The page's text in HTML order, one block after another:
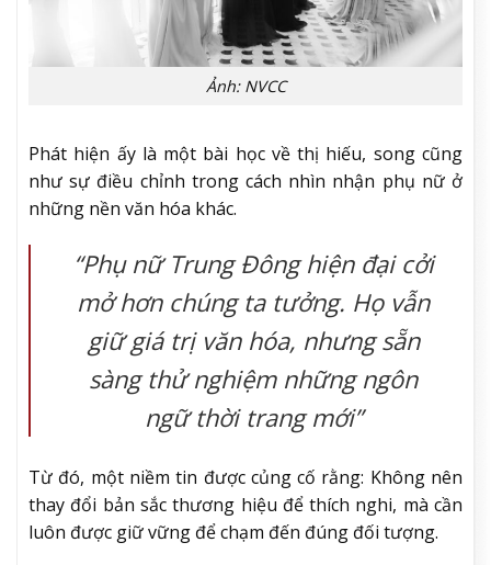
Ảnh: NVCC
Phát hiện ấy là một bài học về thị hiếu, song cũng
như sự điều chỉnh trong cách nhìn nhận phụ nữ ở
những nền văn hóa khác.
“Phụ nữ Trung Đông hiện đại cởi
mở hơn chúng ta tưởng. Họ vẫn
giữ giá trị văn hóa, nhưng sẵn
sàng thử nghiệm những ngôn
ngữ thời trang mới”
Từ đó, một niềm tin được củng cố rằng: Không nên
thay đổi bản sắc thương hiệu để thích nghi, mà cần
luôn được giữ vững để chạm đến đúng đối tượng.